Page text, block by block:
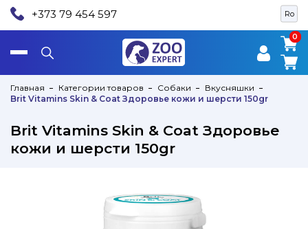
Ro
+373 79 454 597
0
0
Главная Категории товаров Собаки
Вкусняшки
Brit Vitamins Skin & Coat Здоровье кожи и шерсти 150gr
Brit Vitamins Skin & Coat Здоровье
кожи и шерсти 150gr